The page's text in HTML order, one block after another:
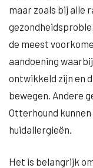
maar zoals bij alle
de meest
aandoening
ontwikkeld zijn en
bewegen. Andere
Otterhound
huidallergieën.
Het is belangrijk